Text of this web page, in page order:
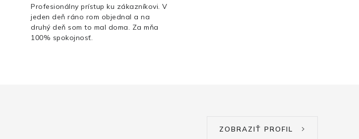
Profesionálny prístup ku zákazníkovi. V
jeden deň ráno rom objednal a na
druhý deň som to mal doma. Za mňa
100% spokojnosť.
ZOBRAZIŤ PROFIL